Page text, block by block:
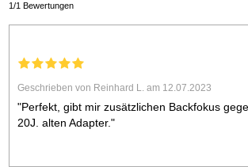
1/1 Bewertungen
Geschrieben von Reinhard L. am 12.07.2023
"Perfekt, gibt mir zusätzlichen Backfokus
20J. alten Adapter."